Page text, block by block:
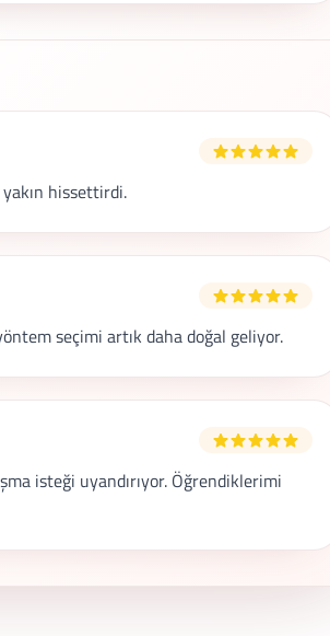
hissettirdi.
seçimi artık daha doğal geliyor.
isteği uyandırıyor. Öğrendiklerimi